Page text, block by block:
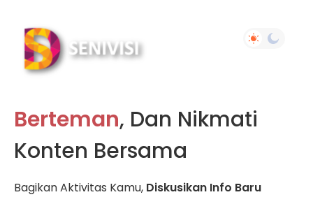
Berteman, Dan Nikmati
Konten Bersama
Bagikan Aktivitas Kamu, Diskusikan Info Baru